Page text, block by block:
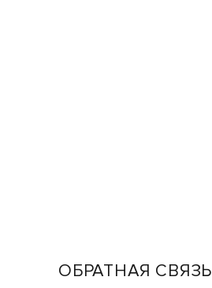
ОБРАТНАЯ СВЯЗЬ